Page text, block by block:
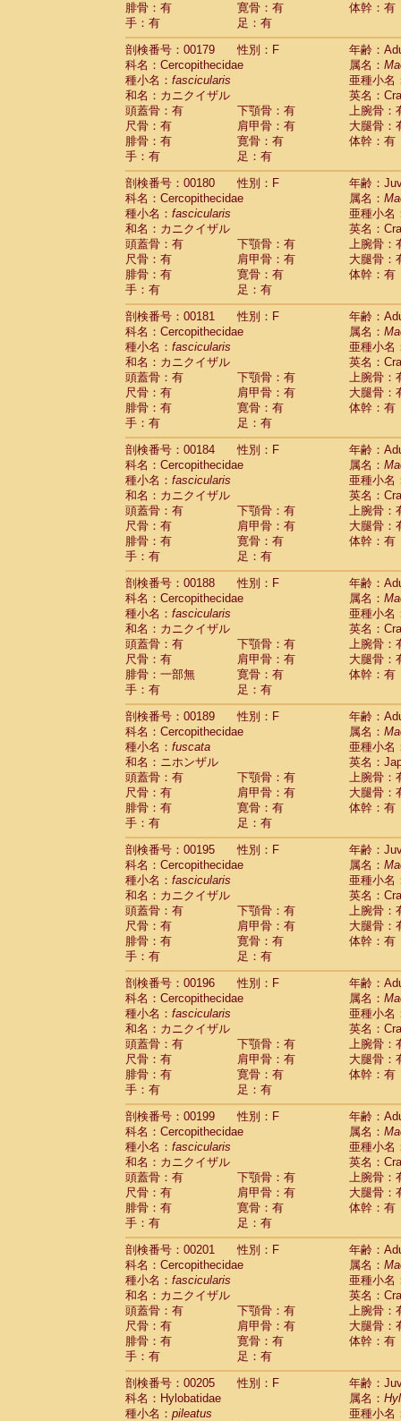
腓骨：有
寛骨：有
体幹：有
手：有
足：有
剖検番号：00179
性別：F
年齢：
科名：Cercopithecidae
属名：
種小名： fascicularis
亜種小名
和名：カニクイザル
英名：
頭蓋骨：有
下顎骨：有
上腕骨：
尺骨：有
肩甲骨：有
大腿骨：
腓骨：有
寛骨：有
体幹：有
手：有
足：有
剖検番号：00180
性別：F
年齢：
科名：Cercopithecidae
属名：
種小名： fascicularis
亜種小名
和名：カニクイザル
英名：
頭蓋骨：有
下顎骨：有
上腕骨：
尺骨：有
肩甲骨：有
大腿骨：
腓骨：有
寛骨：有
体幹：有
手：有
足：有
剖検番号：00181
性別：F
年齢：
科名：Cercopithecidae
属名：
種小名： fascicularis
亜種小名
和名：カニクイザル
英名：
頭蓋骨：有
下顎骨：有
上腕骨：
尺骨：有
肩甲骨：有
大腿骨：
腓骨：有
寛骨：有
体幹：有
手：有
足：有
剖検番号：00184
性別：F
年齢：
科名：Cercopithecidae
属名：
種小名： fascicularis
亜種小名
和名：カニクイザル
英名：
頭蓋骨：有
下顎骨：有
上腕骨：
尺骨：有
肩甲骨：有
大腿骨：
腓骨：有
寛骨：有
体幹：有
手：有
足：有
剖検番号：00188
性別：F
年齢：
科名：Cercopithecidae
属名：
種小名： fascicularis
亜種小名
和名：カニクイザル
英名：
頭蓋骨：有
下顎骨：有
上腕骨：
尺骨：有
肩甲骨：有
大腿骨：
腓骨：一部無
寛骨：有
体幹：有
手：有
足：有
剖検番号：00189
性別：F
年齢：
科名：Cercopithecidae
属名：
種小名： fuscata
亜種小名
和名：ニホンザル
英名：
頭蓋骨：有
下顎骨：有
上腕骨：
尺骨：有
肩甲骨：有
大腿骨：
腓骨：有
寛骨：有
体幹：有
手：有
足：有
剖検番号：00195
性別：F
年齢：
科名：Cercopithecidae
属名：
種小名： fascicularis
亜種小名
和名：カニクイザル
英名：
頭蓋骨：有
下顎骨：有
上腕骨：
尺骨：有
肩甲骨：有
大腿骨：
腓骨：有
寛骨：有
体幹：有
手：有
足：有
剖検番号：00196
性別：F
年齢：
科名：Cercopithecidae
属名：
種小名： fascicularis
亜種小名
和名：カニクイザル
英名：
頭蓋骨：有
下顎骨：有
上腕骨：
尺骨：有
肩甲骨：有
大腿骨：
腓骨：有
寛骨：有
体幹：有
手：有
足：有
剖検番号：00199
性別：F
年齢：
科名：Cercopithecidae
属名：
種小名： fascicularis
亜種小名
和名：カニクイザル
英名：
頭蓋骨：有
下顎骨：有
上腕骨：
尺骨：有
肩甲骨：有
大腿骨：
腓骨：有
寛骨：有
体幹：有
手：有
足：有
剖検番号：00201
性別：F
年齢：
科名：Cercopithecidae
属名：
種小名： fascicularis
亜種小名
和名：カニクイザル
英名：
頭蓋骨：有
下顎骨：有
上腕骨：
尺骨：有
肩甲骨：有
大腿骨：
腓骨：有
寛骨：有
体幹：有
手：有
足：有
剖検番号：00205
性別：F
年齢：
科名：Hylobatidae
属名：
種小名： pileatus
亜種小名